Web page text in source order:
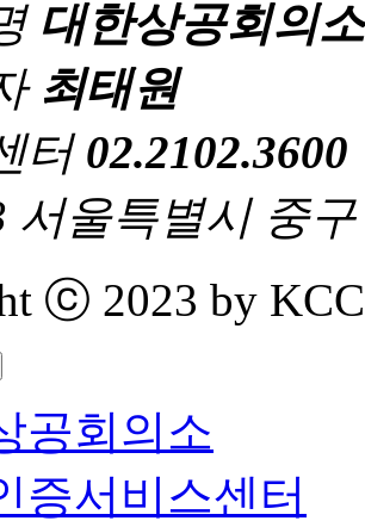
대한상공회의소
최태원
터 02.2102.3600
서울특별시 중
ⓒ 2023 by
공회의소
증서비스센터